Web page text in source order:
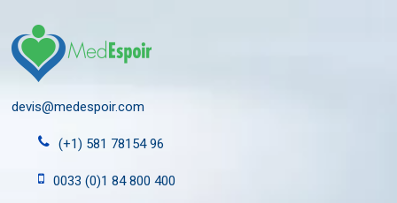
devis@medespoir.com
(+1) 581 78154 96
0033 (0)1 84 800 400